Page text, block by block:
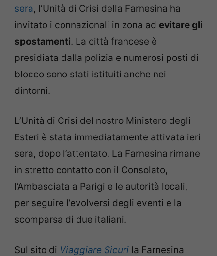
sera, l’Unità di Crisi della Farnesina ha
invitato i connazionali in zona ad evitare gli
spostamenti. La città francese è
presidiata dalla polizia e numerosi posti di
blocco sono stati istituiti anche nei
dintorni.
L’Unità di Crisi del nostro Ministero degli
Esteri è stata immediatamente attivata ieri
sera, dopo l’attentato. La Farnesina rimane
in stretto contatto con il Consolato,
l’Ambasciata a Parigi e le autorità locali,
per seguire l’evolversi degli eventi e la
scomparsa di due italiani.
Sul sito di Viaggiare Sicuri la Farnesina